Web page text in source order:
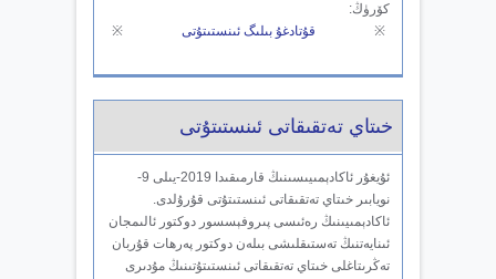
كۆرۈڭ:
※
قۇتادغۇ بىلىگ ئىنستىتۇتى ※
خىتاي تەتقىقاتى ئىنستىتۇتى
ئۇيغۇر ئاكادېمىيىسىنىڭ قارمىقىدا 2019-يىلى 9-
نويابىر خىتاي تەتقىقاتى ئىنستىتۇتى قۇرۇلدى.
ئاكادېمىيىنىڭ رەئىسى پىروفېسسور دوكتور ئالىمجان
ئىنايەتنىڭ تەستىقلىشى بىلەن دوكتور پەرھات قۇربان
تەڭرىتاغلى خىتاي تەتقىقاتى ئىنستىتۇتىنىڭ مۇدىرى